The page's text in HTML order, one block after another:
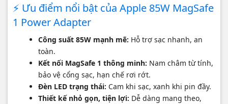
⚡ Ưu điểm nổi bật của Apple 85W MagSafe
1 Power Adapter
Công suất 85W mạnh mẽ: Hỗ trợ sạc nhanh, an
toàn.
Kết nối MagSafe 1 thông minh: Nam châm từ tính,
bảo vệ cổng sạc, hạn chế rơi rớt.
Đèn LED trạng thái: Cam khi sạc, xanh khi pin đầy.
Thiết kế nhỏ gọn, tiện lợi: Dễ dàng mang theo,